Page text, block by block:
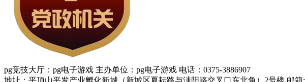
pg竞技大厅：pg电子游戏 主办单位：pg电子游戏 电话：0375-3886907
地址：平顶山平发产业孵化新城（新城区夏耘路与滍阳路交叉口东北角）2号楼 邮箱: